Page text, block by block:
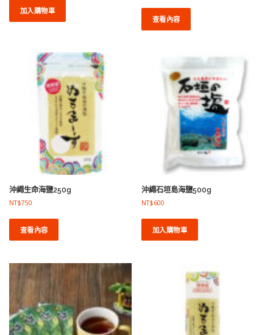
加入購物車
查看內容
沖繩生命海鹽250g
NT$750
查看內容
沖繩石垣島海鹽500g
NT$600
加入購物車